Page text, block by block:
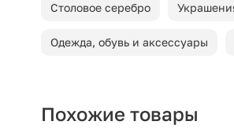
Столовое серебро
Одежда, обувь и аксессуары
Похожие товары